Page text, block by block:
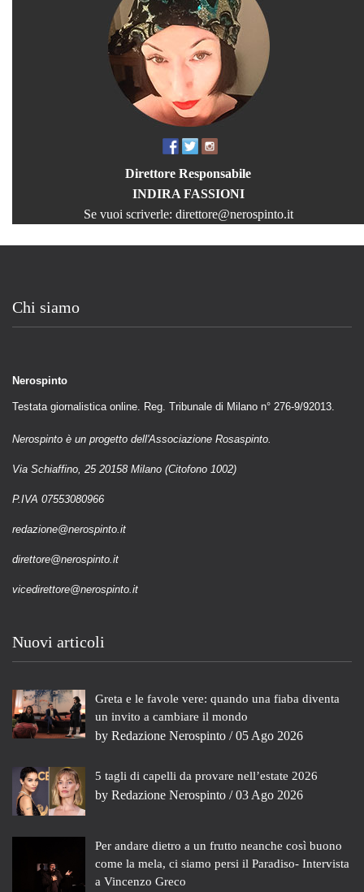
Direttore Responsabile
INDIRA FASSIONI
Se vuoi scriverle: direttore@nerospinto.it
Chi siamo
Nerospinto
Testata giornalistica online. Reg. Tribunale di Milano n° 276-9/92013.
Nerospinto è un progetto dell'Associazione Rosaspinto.
Via Schiaffino, 25 20158 Milano (Citofono 1002)
P.IVA 07553080966
redazione@nerospinto.it
direttore@nerospinto.it
vicedirettore@nerospinto.it
Nuovi articoli
Greta e le favole vere: quando una fiaba diventa
un invito a cambiare il mondo
by Redazione Nerospinto / 05 Ago 2026
5 tagli di capelli da provare nell’estate 2026
by Redazione Nerospinto / 03 Ago 2026
Per andare dietro a un frutto neanche così buono
come la mela, ci siamo persi il Paradiso- Intervista
a Vincenzo Greco